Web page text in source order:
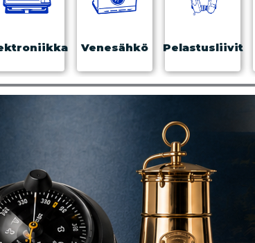
Venesähkö Pelastusliivit